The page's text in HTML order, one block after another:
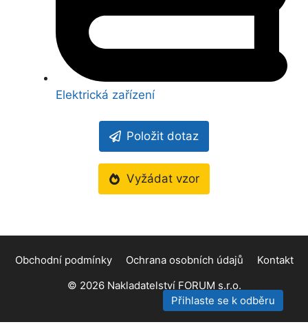
Elektrická zařízení
Položit dotaz
Vyžádat vzor
Obchodní podmínky Ochrana osobních údajů
Kontakt
© 2026 Nakladatelství FORUM s.r.o.
Přihlaste se k odběru